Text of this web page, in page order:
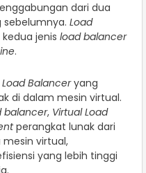
dari dua
sebelumnya. Load
jenis load balancer
.
Balanceryang
di dalam mesin virtual.
balancer, Virtual Load
perangkat lunak dari
mesin virtual,
yang lebih tinggi